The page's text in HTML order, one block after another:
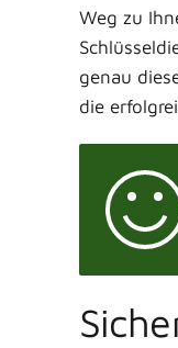
Weg zu
genau
die